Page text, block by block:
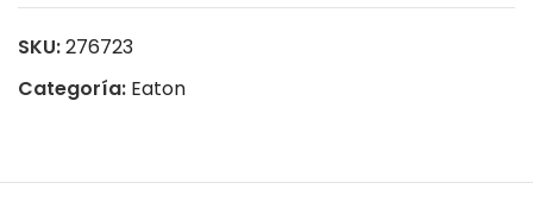
SKU:276723
Categoría: Eaton